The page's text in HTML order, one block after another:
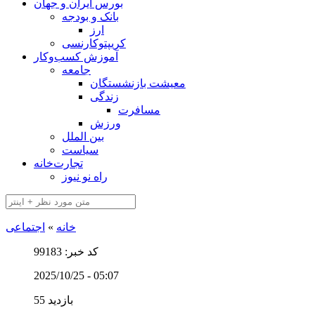
بورس ایران و جهان
بانک و بودجه
ارز
کریپتوکارنسی
آموزش کسب‌وکار
جامعه
معیشت بازنشستگان
زندگی
مسافرت
ورزش
بین الملل
سیاست
تجارت‌خانه
راه نو نیوز
خانه » اجتماعی
کد خبر: 99183
2025/10/25 - 05:07
55 بازدید